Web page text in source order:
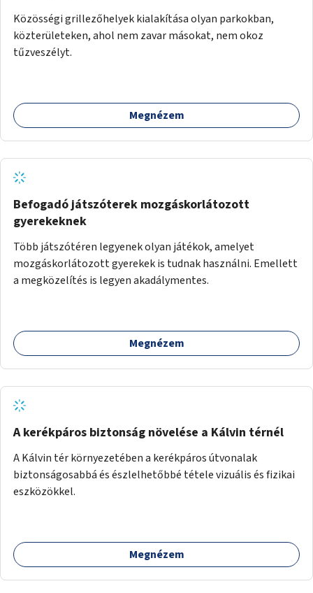
Közösségi grillezőhelyek kialakítása olyan parkokban,
közterületeken, ahol nem zavar másokat, nem okoz
tűzveszélyt.
Megnézem
Befogadó játszóterek mozgáskorlátozott
gyerekeknek
Több játszótéren legyenek olyan játékok, amelyet
mozgáskorlátozott gyerekek is tudnak használni. Emellett
a megközelítés is legyen akadálymentes.
Megnézem
A kerékpáros biztonság növelése a Kálvin térnél
A Kálvin tér környezetében a kerékpáros útvonalak
biztonságosabbá és észlelhetőbbé tétele vizuális és fizikai
eszközökkel.
Megnézem